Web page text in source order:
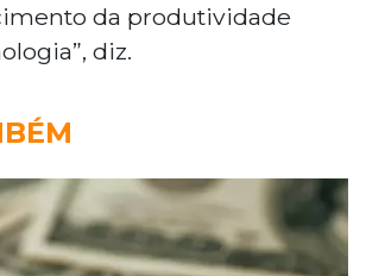
da produtividade
diz.